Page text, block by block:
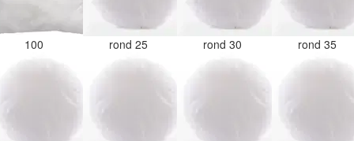
100 rond 25 rond 30 rond 35